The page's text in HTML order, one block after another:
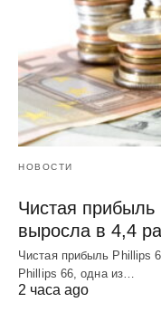
НОВОСТИ
Чистая прибыль
выросла в 4,4
Чистая прибыль Phillips
Phillips 66, одна из…
2 часа ago